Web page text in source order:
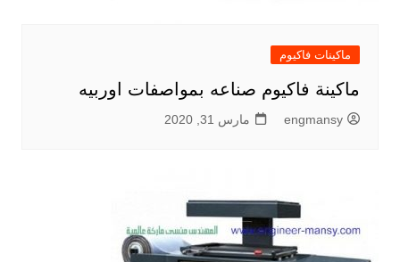
ماكينات فاكيوم
ماكينة فاكيوم صناعه بمواصفات اوربيه
engmansy مارس 31, 2020